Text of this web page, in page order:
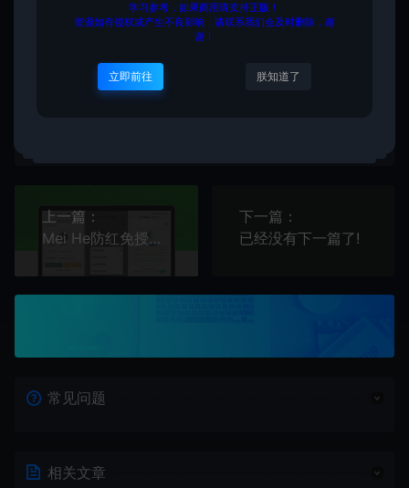
上一篇：
Mei He防红免授权系统源码支持直链/跳转/短链接
下一篇：
已经没有下一篇了!
常见问题
相关文章
学习参考，如果商用请支持正版！
资源如有侵权或产生不良影响，请联系我们会及时删除，谢
谢！
立即前往 朕知道了